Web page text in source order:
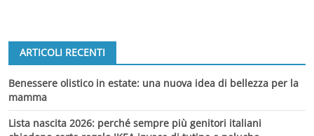
ARTICOLI RECENTI
Benessere olistico in estate: una nuova idea di bellezza per la
mamma
Lista nascita 2026: perché sempre più genitori italiani